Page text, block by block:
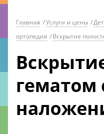
Главная /Услуги и цены /
ортопедия /Вскрытие
гематом